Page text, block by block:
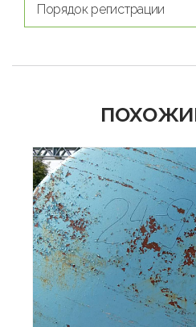
Порядок регистрации